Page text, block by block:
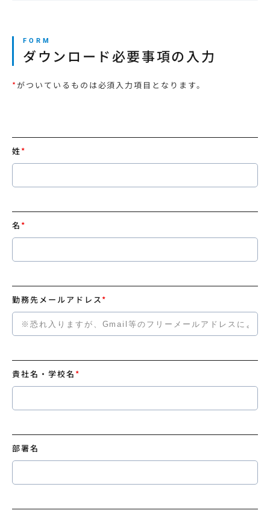
ダウンロード必要事項の入力
* がついているものは必須入力項目となります。
姓*
名*
勤務先メールアドレス*
貴社名・学校名*
部署名